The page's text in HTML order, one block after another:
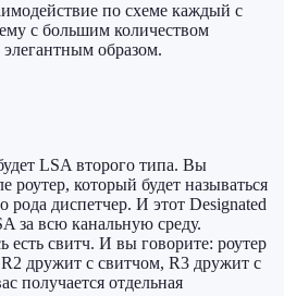
по схеме каждый с
с большим количеством
образом.
LSA второго типа. Вы
роутер, который будет называться
рода диспетчер. И этот Designated
за всю канальную среду.
есть свитч. И вы говорите: роутер
дружит с свитчом, R3 дружит с
получается отдельная